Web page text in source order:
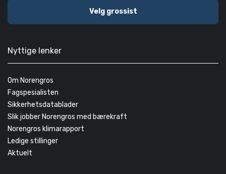
Velg grossist
Nyttige lenker
Om Norengros
Fagspesialisten
Sikkerhetsdatablader
Slik jobber Norengros med bærekraft
Norengros klimarapport
Ledige stillinger
Aktuelt